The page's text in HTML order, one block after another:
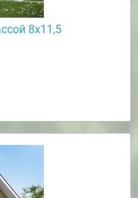
8х11,5